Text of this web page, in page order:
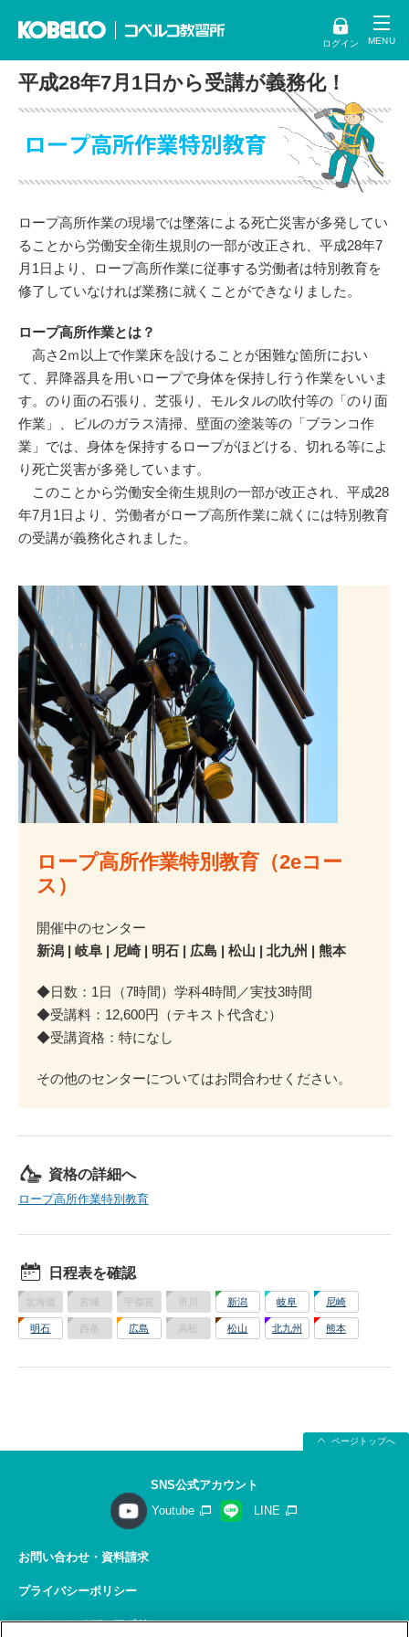
ログイン
平成28年7月1日から受講が義務化！
ロープ高所作業の現場では墜落による死亡災害が多発してい
ることから労働安全衛生規則の一部が改正され、平成28年7
月1日より、ロープ高所作業に従事する労働者は特別教育を
修了していなければ業務に就くことができなりました。
ロープ高所作業とは？
高さ2ｍ以上で作業床を設けることが困難な箇所におい
て、昇降器具を用いロープで身体を保持し行う作業をいいま
す。のり面の石張り、芝張り、モルタルの吹付等の「のり面
作業」、ビルのガラス清掃、壁面の塗装等の「ブランコ作
業」では、身体を保持するロープがほどける、切れる等によ
り死亡災害が多発しています。
このことから労働安全衛生規則の一部が改正され、平成28
年7月1日より、労働者がロープ高所作業に就くには特別教育
の受講が義務化されました。
ロープ高所作業特別教育（2eコー
ス）
開催中のセンター
新潟 | 岐阜 | 尼崎 | 明石 | 広島 | 松山 | 北九州 | 熊本
◆日数：1日（7時間）学科4時間／実技3時間
◆受講料：12,600円（テキスト代含む）
◆受講資格：特になし
その他のセンターについてはお問合わせください。
資格の詳細へ
ロープ高所作業特別教育
日程表を確認
北海道 宮城 宇都宮 市川 新潟 岐阜 尼崎
明石 西条 広島 高松 松山 北九州 熊本
ページトップへ
SNS公式アカウント
Youtube
LINE
お問い合わせ・資料請求
プライバシーポリシー
ソーシャルメディアポリシー